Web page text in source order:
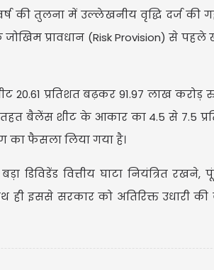
तुलना में उल्लेखनीय वृद्धि दर्ज की गई
प्रावधान (Risk Provision) से पहले
20.61 प्रतिशत बढ़कर 91.97 लाख
बैलेंस शीट के आकार का 4.5 से 7.5
का फैसला लिया गया है।
डिविडेंड वित्तीय घाटा नियंत्रित
ही इससे सरकार को अतिरिक्त उधारी